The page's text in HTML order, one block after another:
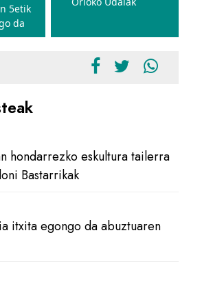
5etik
da
hondarrezko eskultura tailerra
Bastarrikak
itxita egongo da abuztuaren